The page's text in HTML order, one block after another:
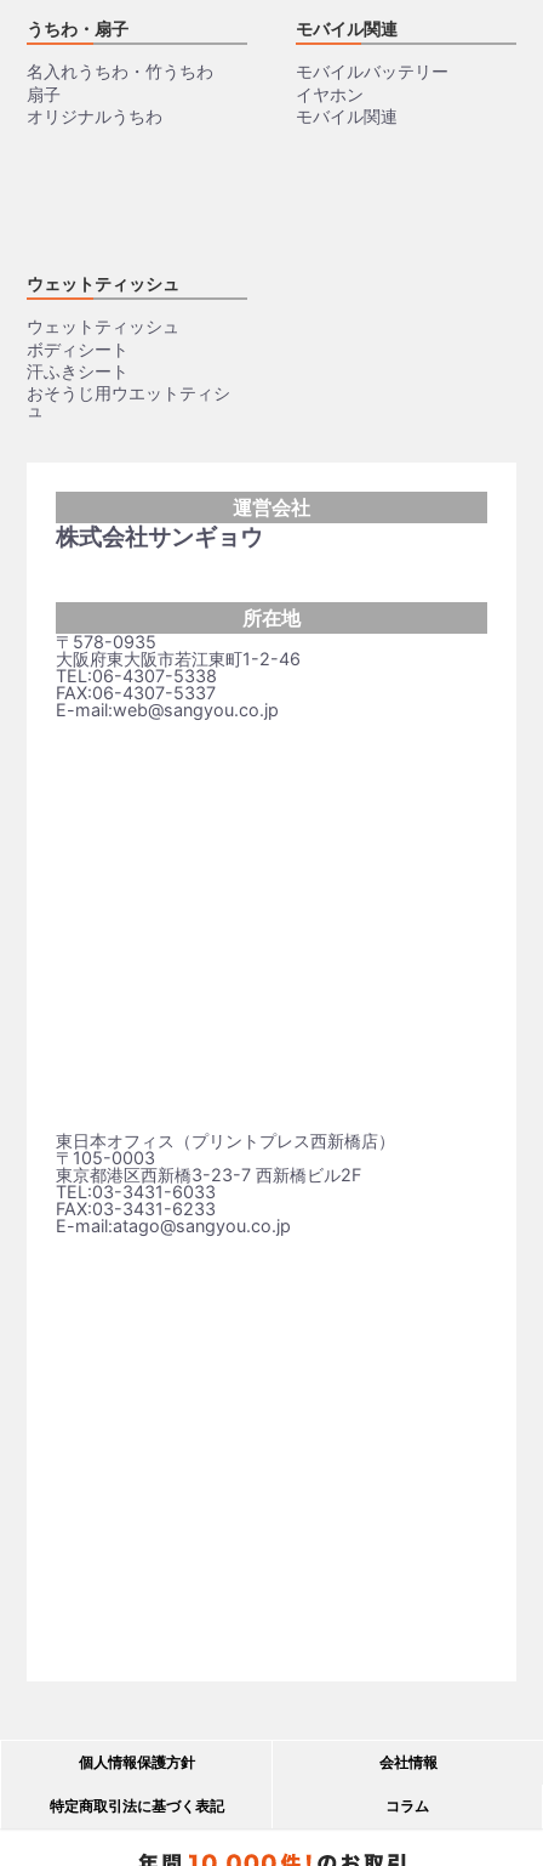
うちわ・扇子
名入れうちわ・竹うちわ
扇子
オリジナルうちわ
ウェットティッシュ
ウェットティッシュ
ボディシート
汗ふきシート
おそうじ用ウエットティシ
ュ
モバイル関連
モバイルバッテリー
イヤホン
モバイル関連
運営会社
株式会社サンギョウ
所在地
〒578-0935
大阪府東大阪市若江東町1-2-46
TEL:06-4307-5338
FAX:06-4307-5337
E-mail:web@sangyou.co.jp
東日本オフィス（プリントプレス⻄新橋店）
〒105-0003
東京都港区西新橋3-23-7 西新橋ビル2F
TEL:03-3431-6033
FAX:03-3431-6233
E-mail:atago@sangyou.co.jp
個人情報保護方針 会社情報
特定商取引法に基づく表記 コラム